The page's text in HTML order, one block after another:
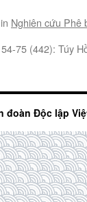
Nghiên cứu Phê
75 (442): Túy
đoàn Độc lập